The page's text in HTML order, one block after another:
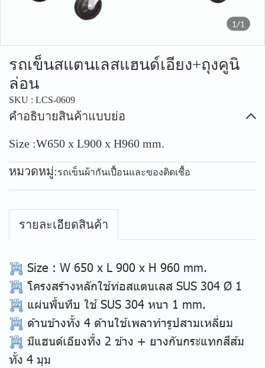
1/1
รถเข็นสแตนเลสแฮนด์เอียง+ถุงคูนิ
ล่อน
SKU : LCS-0609
คำอธิบายสินค้าแบบย่อ
Size :W650 x L900 x H960 mm.
หมวดหมู่:รถเข็นผ้ากันเปื้อนและของติดเชื้อ
รายละเอียดสินค้า
Size : W 650 x L 900 x H 960 mm.
โครงสร้างหลักใช้ท่อสแตนเลส SUS 304 Ø 1
แผ่นพื้นทึบ ใช้ SUS 304 หนา 1 mm.
ด้านข้างทั้ง 4 ด้านใช้เพลาทำรูปสามเหลี่ยม
มีแฮนด์เอียงที้ง 2 ข้าง + ยางกันกระแทกสีส้ม
ทั้ง 4 มุม